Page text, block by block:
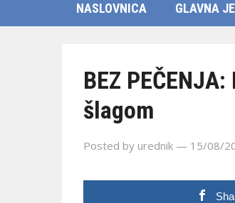
NASLOVNICA GLAVNA
BEZ
šlagom
Posted by urednik — 15/08/